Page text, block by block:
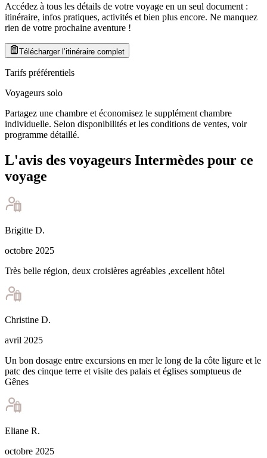
Accédez à tous les détails de votre voyage en un seul document :
itinéraire, infos pratiques, activités et bien plus encore. Ne manquez
rien de votre prochaine aventure !
Télécharger l’itinéraire complet
Tarifs préférentiels
Voyageurs solo
Partagez une chambre et économisez le supplément chambre
individuelle. Selon disponibilités et les conditions de ventes, voir
programme détaillé.
L'avis des voyageurs Intermèdes pour ce
voyage
Brigitte D.
octobre 2025
Très belle région, deux croisières agréables ,excellent hôtel
Christine D.
avril 2025
Un bon dosage entre excursions en mer le long de la côte ligure et le
patc des cinque terre et visite des palais et églises somptueus de
Gênes
Eliane R.
octobre 2025